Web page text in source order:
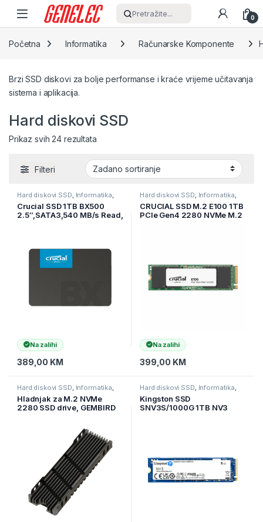
Skip to navigation
Skip to content
Pretražite... 0
Početna Informatika Računarske Komponente
Brzi SSD diskovi za bolje performanse i kraće vrijeme učitavanja
sistema i aplikacija.
Hard diskovi SSD
Prikaz svih 24 rezultata
Filteri
Hard diskovi SSD, Informatika,
Računarske Komponente
Crucial SSD 1TB BX500
2.5″,SATA3,540 MB/s Read,
Na zalihi
389,00 KM
Hard diskovi SSD, Informatika,
Računarske Komponente
CRUCIAL SSD M.2 E100 1TB
PCIe Gen4 2280 NVMe M.2
Na zalihi
399,00 KM
Hard diskovi SSD, Informatika,
Računarske Komponente
Hladnjak za M.2 NVMe
2280 SSD drive, GEMBIRD
Hard diskovi SSD, Informatika,
Računarske Komponente
Kingston SSD
SNV3S/1000G 1TB NV3